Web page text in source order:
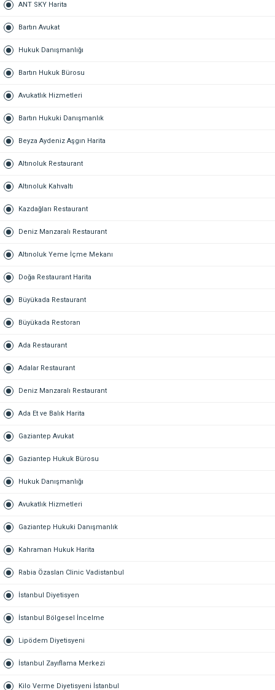
ANT SKY Harita
Bartın Avukat
Hukuk Danışmanlığı
Bartın Hukuk Bürosu
Avukatlık Hizmetleri
Bartın Hukuki Danışmanlık
Beyza Aydeniz Aşgın Harita
Altınoluk Restaurant
Altınoluk Kahvaltı
Kazdağları Restaurant
Deniz Manzaralı Restaurant
Altınoluk Yeme İçme Mekanı
Doğa Restaurant Harita
Büyükada Restaurant
Büyükada Restoran
Ada Restaurant
Adalar Restaurant
Deniz Manzaralı Restaurant
Ada Et ve Balık Harita
Gaziantep Avukat
Gaziantep Hukuk Bürosu
Hukuk Danışmanlığı
Avukatlık Hizmetleri
Gaziantep Hukuki Danışmanlık
Kahraman Hukuk Harita
Rabia Özaslan Clinic Vadistanbul
İstanbul Diyetisyen
İstanbul Bölgesel İncelme
Lipödem Diyetisyeni
İstanbul Zayıflama Merkezi
Kilo Verme Diyetisyeni İstanbul